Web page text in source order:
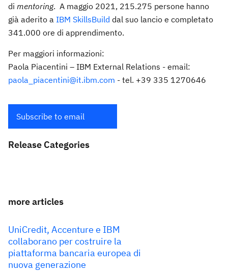
di mentoring. A maggio 2021, 215.275 persone hanno
già aderito a IBM SkillsBuild dal suo lancio e completato
341.000 ore di apprendimento.
Per maggiori informazioni:
Paola Piacentini – IBM External Relations - email:
paola_piacentini@it.ibm.com - tel. +39 335 1270646
Subscribe to email
Release Categories
more articles
UniCredit, Accenture e IBM
collaborano per costruire la
piattaforma bancaria europea di
nuova generazione